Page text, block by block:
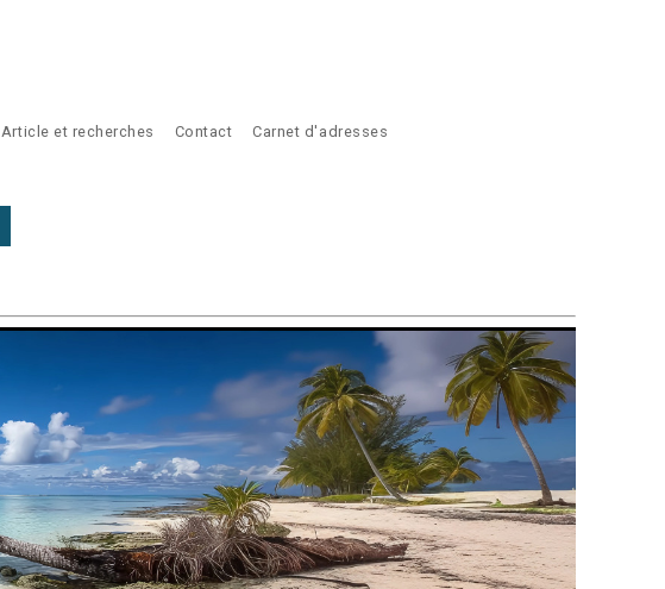
Article et recherches Contact Carnet d'adresses